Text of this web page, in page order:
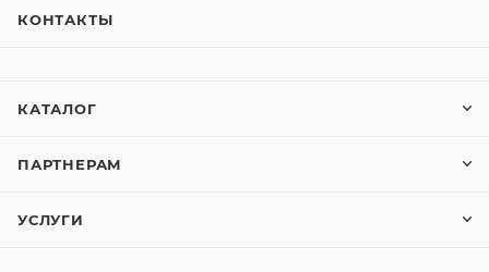
КОНТАКТЫ
КАТАЛОГ
ПАРТНЕРАМ
УСЛУГИ